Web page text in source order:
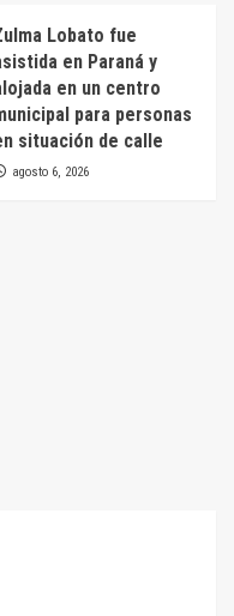
Lobato fue
en Paraná y
en un centro
para personas
situación de calle
agosto 6, 2026